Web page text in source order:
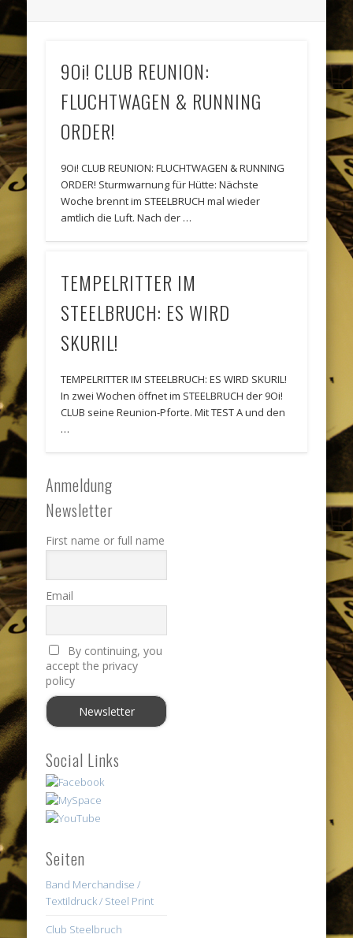
9Oi! CLUB REUNION:
FLUCHTWAGEN & RUNNING
ORDER!
9Oi! CLUB REUNION: FLUCHTWAGEN & RUNNING
ORDER! Sturmwarnung für Hütte: Nächste
Woche brennt im STEELBRUCH mal wieder
amtlich die Luft. Nach der …
TEMPELRITTER IM
STEELBRUCH: ES WIRD
SKURIL!
TEMPELRITTER IM STEELBRUCH: ES WIRD SKURIL!
In zwei Wochen öffnet im STEELBRUCH der 9Oi!
CLUB seine Reunion-Pforte. Mit TEST A und den
…
Anmeldung
Newsletter
First name or full name
Email
By continuing, you
accept the privacy
policy
Social Links
Seiten
Band Merchandise /
Textildruck / Steel Print
Club Steelbruch